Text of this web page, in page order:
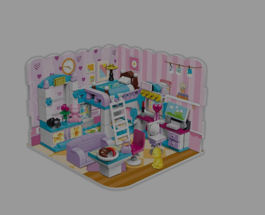
Gumové podlahy (dlaždice)
Trampolíny
Výprodej
ÚVOD
VŠE O NÁKUPU
REALIZACE V ČR
BLOG
KONTAKT